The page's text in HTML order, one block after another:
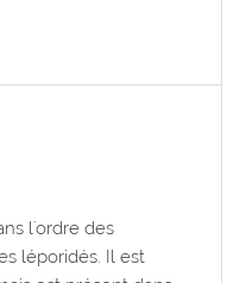
l'ordre des
léporidés. Il est